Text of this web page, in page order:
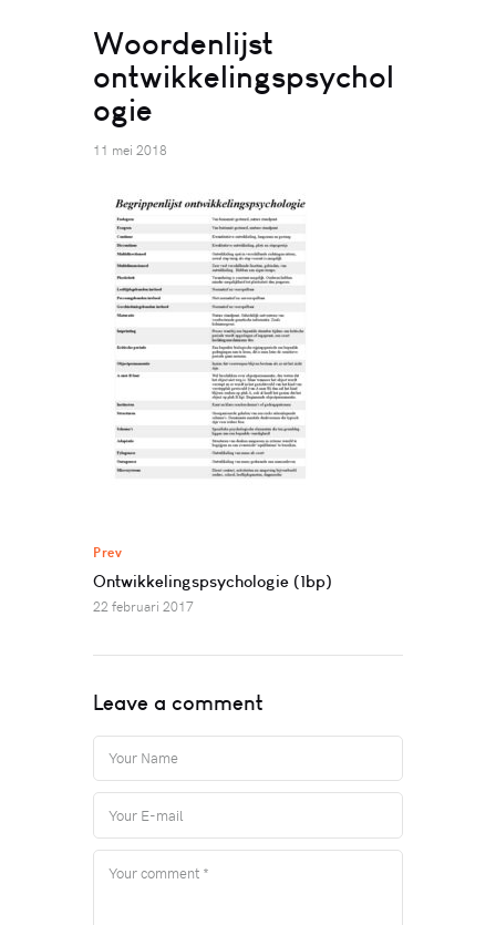
Woordenlijst
ontwikkelingspsychol
ogie
11 mei 2018
Prev
Ontwikkelingspsychologie (1bp)
22 februari 2017
Leave a comment